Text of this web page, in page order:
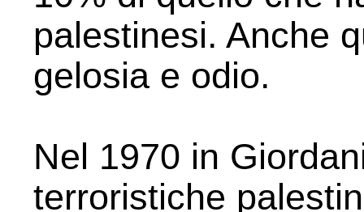
palestinesi. Anche
gelosia e odio.
Nel 1970 in
terroristiche